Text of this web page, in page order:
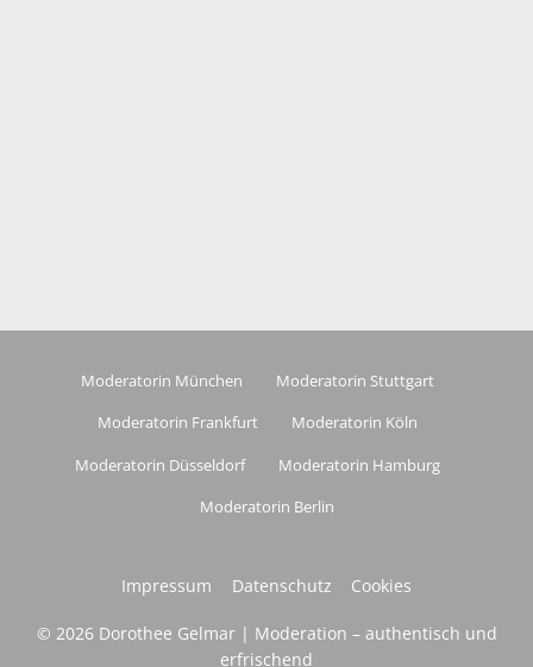
Moderatorin München
Moderatorin Stuttgart
Moderatorin Frankfurt
Moderatorin Köln
Moderatorin Düsseldorf
Moderatorin Hamburg
Moderatorin Berlin
© 2026 Dorothee Gelmar | Moderation – authentisch und
erfrischend
Impressum Datenschutz Cookies